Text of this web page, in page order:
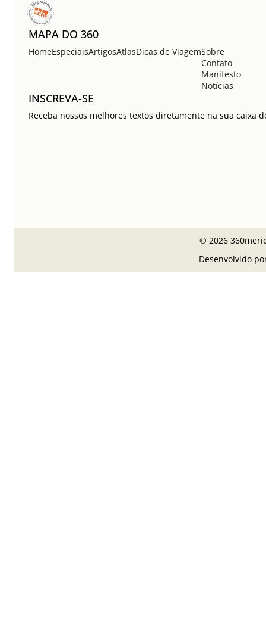
MAPA DO 360
HomeEspeciaisArtigosAtlasDicas de ViagemSobre
Contato
Manifesto
Notícias
INSCREVA-SE
Receba nossos melhores textos diretamente na sua caixa
© 2026
Desenvolvido